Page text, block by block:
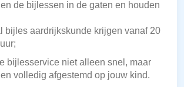
de bijlessen in de gaten en houden
bijles aardrijkskunde krijgen vanaf 20
bijlesservice niet alleen snel, maar
volledig afgestemd op jouw kind.